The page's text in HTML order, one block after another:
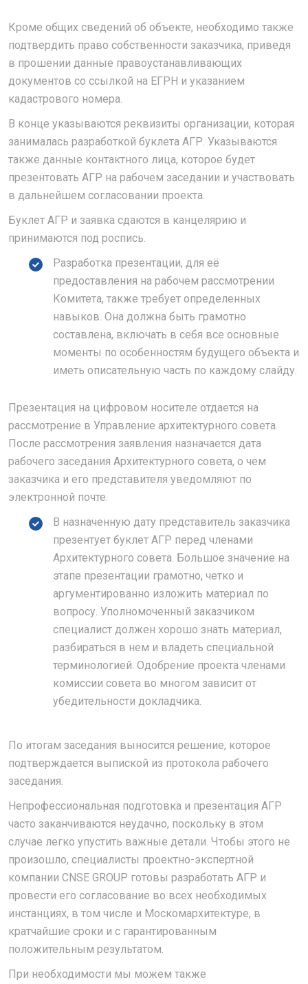
Кроме общих сведений об объекте, необходимо также
подтвердить право собственности заказчика, приведя
в прошении данные правоустанавливающих
документов со ссылкой на ЕГРН и указанием
кадастрового номера.
В конце указываются реквизиты организации, которая
занималась разработкой буклета АГР. Указываются
также данные контактного лица, которое будет
презентовать АГР на рабочем заседании и участвовать
в дальнейшем согласовании проекта.
Буклет АГР и заявка сдаются в канцелярию и
принимаются под роспись.
Разработка презентации, для её
предоставления на рабочем рассмотрении
Комитета, также требует определенных
навыков. Она должна быть грамотно
составлена, включать в себя все основные
моменты по особенностям будущего объекта и
иметь описательную часть по каждому слайду.
Презентация на цифровом носителе отдается на
рассмотрение в Управление архитектурного совета.
После рассмотрения заявления назначается дата
рабочего заседания Архитектурного совета, о чем
заказчика и его представителя уведомляют по
электронной почте.
В назначенную дату представитель заказчика
презентует буклет АГР перед членами
Архитектурного совета. Большое значение на
этапе презентации грамотно, четко и
аргументированно изложить материал по
вопросу. Уполномоченный заказчиком
специалист должен хорошо знать материал,
разбираться в нем и владеть специальной
терминологией. Одобрение проекта членами
комиссии совета во многом зависит от
убедительности докладчика.
По итогам заседания выносится решение, которое
подтверждается выпиской из протокола рабочего
заседания.
Непрофессиональная подготовка и презентация АГР
часто заканчиваются неудачно, поскольку в этом
случае легко упустить важные детали. Чтобы этого не
произошло, специалисты проектно-экспертной
компании CNSE GROUP готовы разработать АГР и
провести его согласование во всех необходимых
инстанциях, в том числе и Москомархитектуре, в
кратчайшие сроки и с гарантированным
положительным результатом.
При необходимости мы можем также